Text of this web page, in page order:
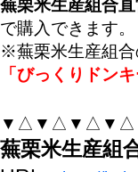
蕪栗米生産組合
で購入できます。
※蕪栗米生産組合
「びっくりドンキ
蕪栗米生産組